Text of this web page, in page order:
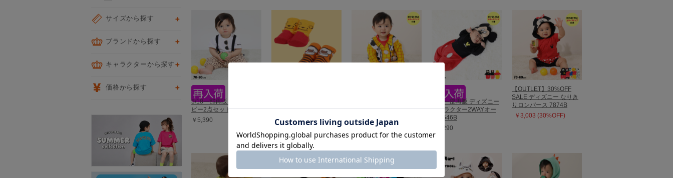
5/18一部再販 アニマル ベ
ビー2点セット 9140B
￥5,390
ベビーソックス 8592
￥539
便】対応可 ディズニー ト
ぽってりロンパース
8524B
6/10一部再販 ディズニー
キャラクター2WAYオー
ル 8546B
￥4,290
【OUTLET】30%OFF
SALE ディズニー なりき
りロンパース 7874B
￥3,003 (30%OFF)
サイズから探す
ブランドから探す
キャラクターから探す
価格から探す